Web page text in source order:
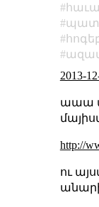
2013-
աաա
http://
ու